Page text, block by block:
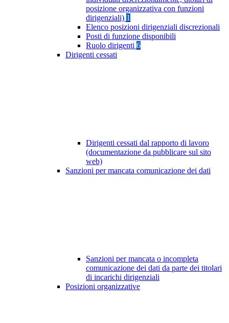
posizione organizzativa con funzioni
dirigenziali) 1
Elenco posizioni dirigenziali discrezionali
Posti di funzione disponibili
Ruolo dirigenti 6
Dirigenti cessati
Dirigenti cessati dal rapporto di lavoro
(documentazione da pubblicare sul sito
web)
Sanzioni per mancata comunicazione dei dati
Sanzioni per mancata o incompleta
comunicazione dei dati da parte dei titolari
di incarichi dirigenziali
Posizioni organizzative